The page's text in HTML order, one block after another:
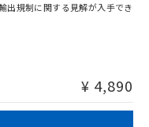
出規制に関する見解が入手でき
¥ 4,890